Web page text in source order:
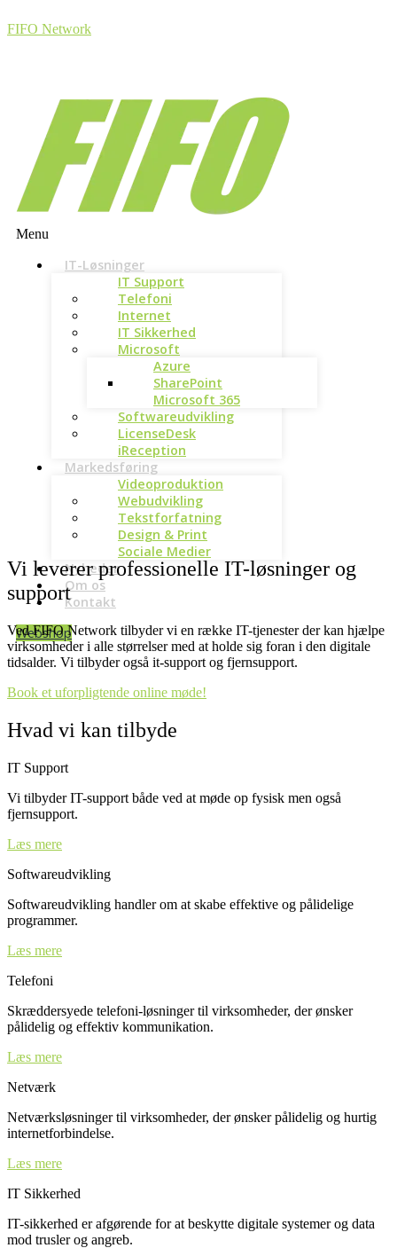
FIFO Network
Menu
IT-Løsninger
IT Support
Telefoni
Internet
IT Sikkerhed
Microsoft
Azure
SharePoint
Microsoft 365
Softwareudvikling
LicenseDesk
iReception
Markedsføring
Videoproduktion
Webudvikling
Tekstforfatning
Design & Print
Sociale Medier
Nyheder
Om os
Kontakt
Webshop
Vi leverer professionelle IT-løsninger og
support
Ved FIFO Network tilbyder vi en række IT-tjenester der kan hjælpe
virksomheder i alle størrelser med at holde sig foran i den digitale
tidsalder. Vi tilbyder også it-support og fjernsupport.
Book et uforpligtende online møde!
Hvad vi kan tilbyde
IT Support
Vi tilbyder IT-support både ved at møde op fysisk men også
fjernsupport.
Læs mere
Softwareudvikling
Softwareudvikling handler om at skabe effektive og pålidelige
programmer.
Læs mere
Telefoni
Skræddersyede telefoni-løsninger til virksomheder, der ønsker
pålidelig og effektiv kommunikation.
Læs mere
Netværk
Netværksløsninger til virksomheder, der ønsker pålidelig og hurtig
internetforbindelse.
Læs mere
IT Sikkerhed
IT-sikkerhed er afgørende for at beskytte digitale systemer og data
mod trusler og angreb.